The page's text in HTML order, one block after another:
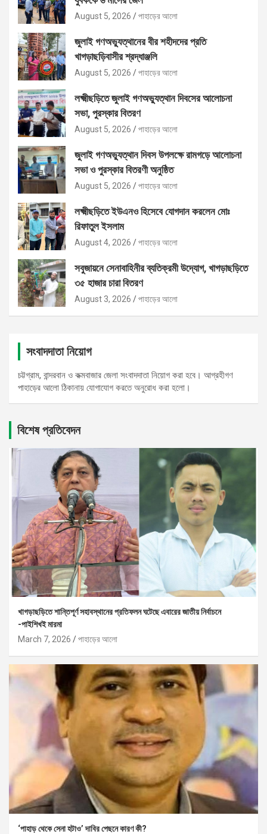
August 5, 2026 পাহাড়ের আলো
জুলাই গণঅভ্যুত্থানের বীর শহীদদের প্রতি
খাগড়াছড়িবাসীর শ্রদ্ধাঞ্জলি
August 5, 2026 পাহাড়ের আলো
লক্ষ্মীছড়িতে জুলাই গণঅভ্যুত্থান দিবসের আলোচনা
সভা, পুরস্কার বিতরণ
August 5, 2026 পাহাড়ের আলো
জুলাই গণঅভ্যুত্থান দিবস উপলক্ষে রামগড়ে আলোচনা
সভা ও পুরস্কার বিতরণী অনুষ্ঠিত
August 5, 2026 পাহাড়ের আলো
লক্ষ্মীছড়িতে ইউএনও হিসেবে যোগদান করলেন মোঃ
রিফাতুল ইসলাম
August 4, 2026 পাহাড়ের আলো
সবুজায়নে সেনাবাহিনীর ব্যতিক্রমী উদ্যোগ, খাগড়াছড়িতে
৩৫ হাজার চারা বিতরণ
August 3, 2026 পাহাড়ের আলো
সংবাদদাতা নিয়োগ
চট্টগ্রাম, বান্দরবান ও কক্মবাজার জেলা সংবাদদাতা নিয়োগ করা হবে। আগ্রহীগণ
পাহাড়ের আলো ঠিকানায় যোগাযোগ করতে অনুরোধ করা হলো।
বিশেষ প্রতিবেদন
খাগড়াছড়িতে শান্তিপূর্ণ সহাবস্থানের প্রতিফলন ঘটেছে এবারের জাতীয় নির্বাচনে
-পাইশিখই মারমা
March 7, 2026
পাহাড়ের আলো
‘পাহাড় থেকে সেনা হটাও’ দাবির পেছনে কারণ কী?